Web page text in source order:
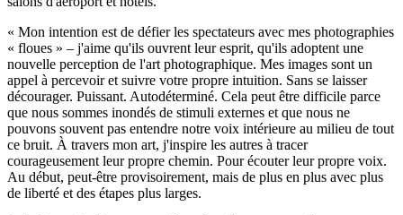
« Mon intention est de défier les spectateurs avec mes photographies
« floues » – j'aime qu'ils ouvrent leur esprit, qu'ils adoptent une
nouvelle perception de l'art photographique. Mes images sont un
appel à percevoir et suivre votre propre intuition. Sans se laisser
décourager. Puissant. Autodéterminé. Cela peut être difficile parce
que nous sommes inondés de stimuli externes et que nous ne
pouvons souvent pas entendre notre voix intérieure au milieu de tout
ce bruit. À travers mon art, j'inspire les autres à tracer
courageusement leur propre chemin. Pour écouter leur propre voix.
Au début, peut-être provisoirement, mais de plus en plus avec plus
de liberté et des étapes plus larges.